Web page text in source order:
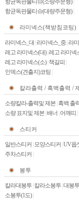
항균독판물티슈(소량주문형)|
항균독판물티슈(대량주문형)|
라미넥스(책받침코팅)
라미넥스_대 라미넥스_중 라
레고 라미넥스(대)| 레고 라미넥
레고 라미넥스(소)| 책갈피
인덱스(견출지)코팅
칼라출력 / 흑백출력 /
소량칼라-출력및 제본 흑백 출
소량 표지및 제본 배너 어깨띠
스티커
일반스티커 모양스티커 UV옵
주차스티커
봉투
칼라대봉투 칼라소봉투 대봉
소봉투(1도)|